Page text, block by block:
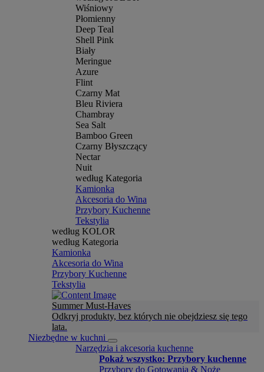
Wiśniowy
Płomienny
Deep Teal
Shell Pink
Biały
Meringue
Azure
Flint
Czarny Mat
Bleu Riviera
Chambray
Sea Salt
Bamboo Green
Czarny Błyszczący
Nectar
Nuit
według Kategoria
Kamionka
Akcesoria do Wina
Przybory Kuchenne
Tekstylia
według KOLOR
według Kategoria
Kamionka
Akcesoria do Wina
Przybory Kuchenne
Tekstylia
Summer Must-Haves
Odkryj produkty, bez których nie obejdziesz się tego
lata.
Niezbędne w kuchni
Narzędzia i akcesoria kuchenne
Pokaż wszystko: Przybory kuchenne
Przybory do Gotowania & Noże